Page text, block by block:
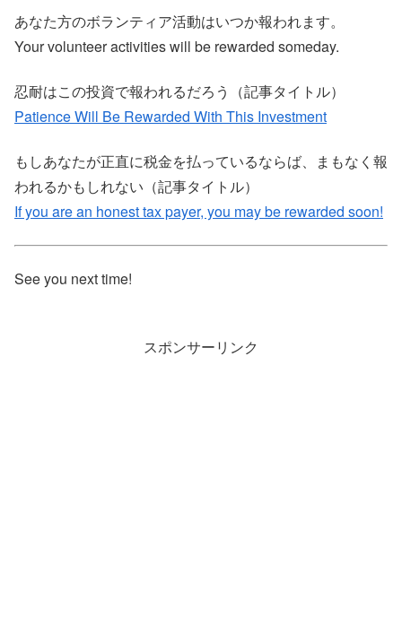
あなた方のボランティア活動はいつか報われます。
Your volunteer activities will be rewarded someday.
忍耐はこの投資で報われるだろう（記事タイトル）
Patience Will Be Rewarded With This Investment
もしあなたが正直に税金を払っているならば、まもなく報
われるかもしれない（記事タイトル）
If you are an honest tax payer, you may be rewarded soon!
See you next time!
スポンサーリンク